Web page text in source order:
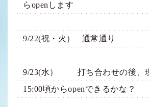
らopenします
9/22(祝・火） 通常通り
9/23(水） 打ち合わせの後
15:00頃からopenできるかな？